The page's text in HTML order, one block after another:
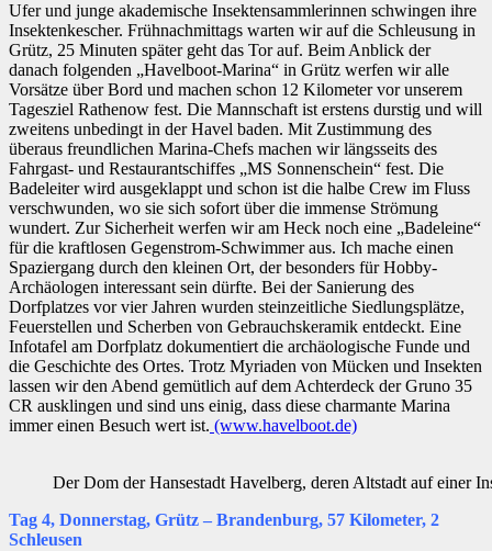
Ufer und junge akademische Insektensammlerinnen schwingen ihre
Insektenkescher. Frühnachmittags warten wir auf die Schleusung in
Grütz, 25 Minuten später geht das Tor auf. Beim Anblick der
danach folgenden „Havelboot-Marina“ in Grütz werfen wir alle
Vorsätze über Bord und machen schon 12 Kilometer vor unserem
Tagesziel Rathenow fest. Die Mannschaft ist erstens durstig und will
zweitens unbedingt in der Havel baden. Mit Zustimmung des
überaus freundlichen Marina-Chefs machen wir längsseits des
Fahrgast- und Restaurantschiffes „MS Sonnenschein“ fest. Die
Badeleiter wird ausgeklappt und schon ist die halbe Crew im Fluss
verschwunden, wo sie sich sofort über die immense Strömung
wundert. Zur Sicherheit werfen wir am Heck noch eine „Badeleine“
für die kraftlosen Gegenstrom-Schwimmer aus. Ich mache einen
Spaziergang durch den kleinen Ort, der besonders für Hobby-
Archäologen interessant sein dürfte. Bei der Sanierung des
Dorfplatzes vor vier Jahren wurden steinzeitliche Siedlungsplätze,
Feuerstellen und Scherben von Gebrauchskeramik entdeckt. Eine
Infotafel am Dorfplatz dokumentiert die archäologische Funde und
die Geschichte des Ortes. Trotz Myriaden von Mücken und Insekten
lassen wir den Abend gemütlich auf dem Achterdeck der Gruno 35
CR ausklingen und sind uns einig, dass diese charmante Marina
immer einen Besuch wert ist. (www.havelboot.de)
Der Dom der Hansestadt Havelberg, deren Altstadt auf einer
Tag 4, Donnerstag, Grütz – Brandenburg, 57 Kilometer, 2
Schleusen